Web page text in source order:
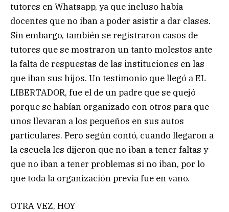
tutores en Whatsapp, ya que incluso había
docentes que no iban a poder asistir a dar clases.
Sin embargo, también se registraron casos de
tutores que se mostraron un tanto molestos ante
la falta de respuestas de las instituciones en las
que iban sus hijos. Un testimonio que llegó a EL
LIBERTADOR, fue el de un padre que se quejó
porque se habían organizado con otros para que
unos llevaran a los pequeños en sus autos
particulares. Pero según contó, cuando llegaron a
la escuela les dijeron que no iban a tener faltas y
que no iban a tener problemas si no iban, por lo
que toda la organización previa fue en vano.
OTRA VEZ, HOY